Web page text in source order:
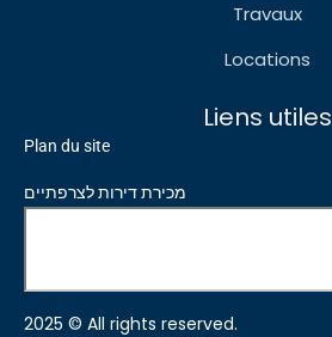
Travaux
Locations
Liens utiles
Plan du site
מכירת דירות לצרפתיים
2025 © All rights reserved.